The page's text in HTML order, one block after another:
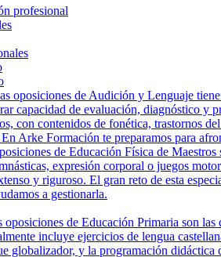
profesional
oposiciones de Audición y Lenguaje
capacidad de evaluación, diagnóstico y
con contenidos de fonética, trastornos
Arke Formación te preparamos para
de Educación Física de
expresión corporal o juegos
y riguroso. El gran reto de esta
a gestionarla.
oposiciones de Educación Primaria son
incluye ejercicios de lengua
globalizador, y la programación